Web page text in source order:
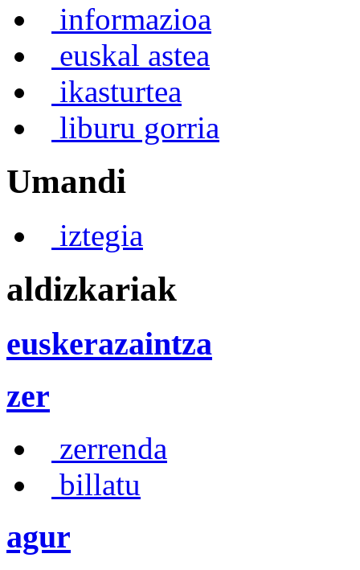
informazioa
euskal astea
ikasturtea
liburu gorria
Umandi
iztegia
aldizkariak
euskerazaintza
zer
zerrenda
billatu
agur